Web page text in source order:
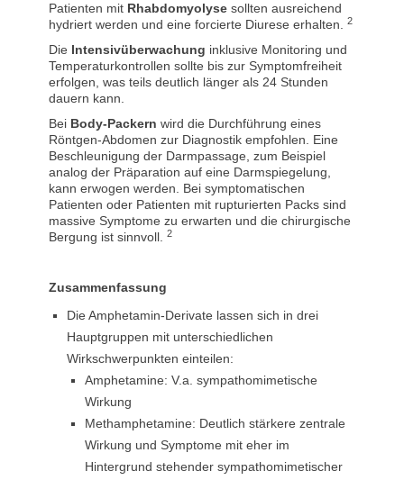
Patienten mit Rhabdomyolyse sollten ausreichend
hydriert werden und eine forcierte Diurese erhalten. 2
Die Intensivüberwachung inklusive Monitoring und
Temperaturkontrollen sollte bis zur Symptomfreiheit
erfolgen, was teils deutlich länger als 24 Stunden
dauern kann.
Bei Body-Packern wird die Durchführung eines
Röntgen-Abdomen zur Diagnostik empfohlen. Eine
Beschleunigung der Darmpassage, zum Beispiel
analog der Präparation auf eine Darmspiegelung,
kann erwogen werden. Bei symptomatischen
Patienten oder Patienten mit rupturierten Packs sind
massive Symptome zu erwarten und die chirurgische
Bergung ist sinnvoll. 2
Zusammenfassung
Die Amphetamin-Derivate lassen sich in drei
Hauptgruppen mit unterschiedlichen
Wirkschwerpunkten einteilen:
Amphetamine: V.a. sympathomimetische
Wirkung
Methamphetamine: Deutlich stärkere zentrale
Wirkung und Symptome mit eher im
Hintergrund stehender sympathomimetischer